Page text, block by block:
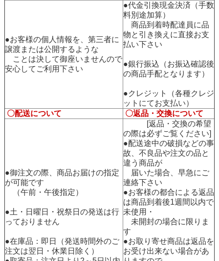
●お客様の個人情報を、第三者に
譲渡または公開するような
ことは決して御座いませんので
安心してご利用下さい
●代金引換現金決済（手数
料別途加算）
商品到着時配達員に品
物と引き換えに直接お支
払い下さい
●銀行振込（お振込確認後
の商品手配となります）
●クレジット（各種クレジ
ットにてお支払い）
〇配送について
〇返品・交換について
●御注文の際、商品お届けの指定
が可能です
（午前・午後指定）
●土・日曜日・祝祭日の発送は行
っておりません
●在庫品：即日（発送時間外のご
注文は翌日・休業日除く）
[返品・交換の希望
の際は必ずご覧ください]
●配送途中の破損などの事
故、不良品や注文の品と
違う商品が
届いた場合、早急にご
連絡下さい
●お客様の都合による返品
は商品到着後1週間以内で
未使用・
未開封の場合に限りま
す
●お取り寄せ商品は返品を
お受け出来ない場合があ